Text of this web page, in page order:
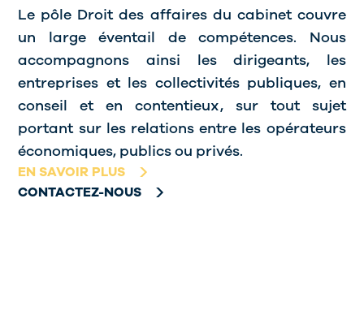
Le pôle Droit des affaires du cabinet couvre
un large éventail de compétences. Nous
accompagnons ainsi les dirigeants, les
entreprises et les collectivités publiques, en
conseil et en contentieux, sur tout sujet
portant sur les relations entre les opérateurs
économiques, publics ou privés.
EN SAVOIR PLUS
CONTACTEZ-NOUS